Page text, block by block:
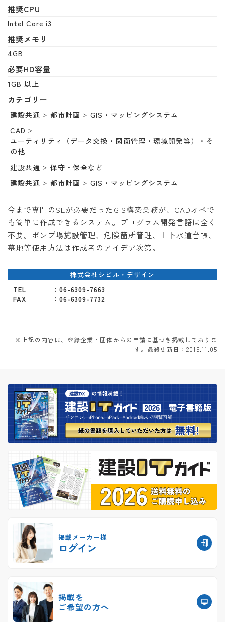
推奨CPU
Intel Core i3
推奨メモリ
4GB
必要HD容量
1GB 以上
カテゴリー
建設共通 都市計画
GIS・マッピングシステム
CAD
ユーティリティ（データ交換・図面管理・環境開発等）・そ
の他
建設共通
保守・保全など
建設共通
都市計画 GIS・マッピングシステム
今まで専門のSEが必要だったGIS構築業務が、CADオペで
も簡単に作成できるシステム。プログラム開発言語は全く
不要。ポンプ場施設管理、危険箇所管理、上下水道台帳、
墓地等使用方法は作成者のアイデア次第。
株式会社シビル・デザイン
TEL
：06-6309-7663
FAX
：06-6309-7732
※上記の内容は、登録企業・団体からの申請に基づき掲載しておりま
す。最終更新日：2015.11.05
掲載メーカー様
ログイン
掲載を
ご希望の方へ